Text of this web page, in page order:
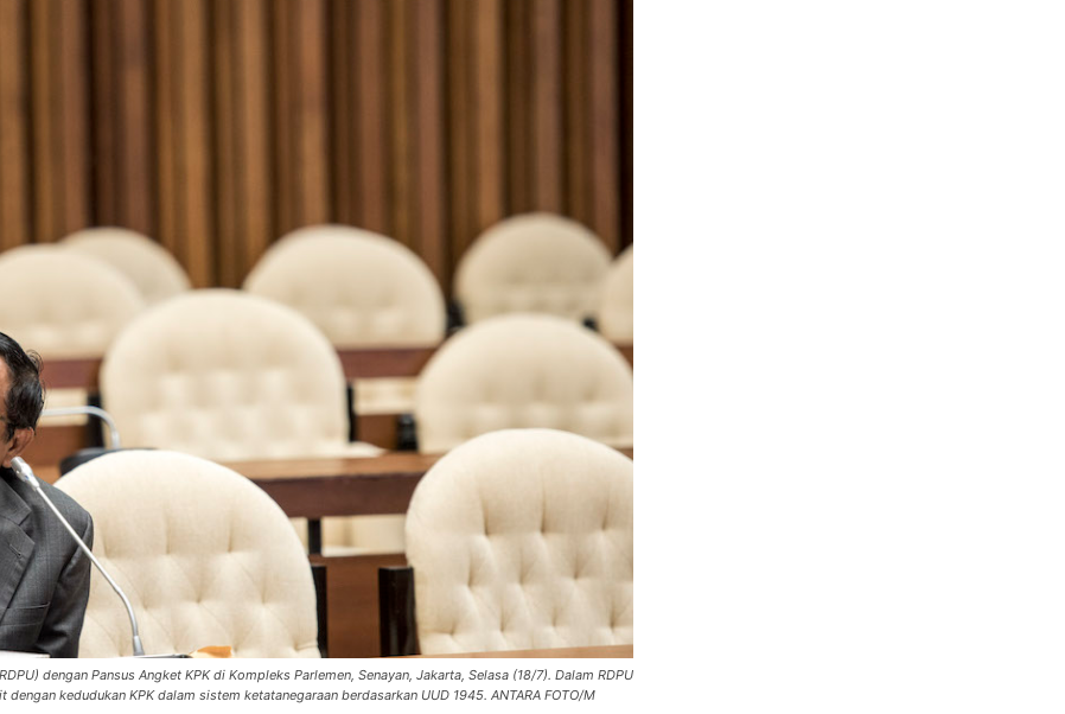
dengan Pansus Angket KPK di Kompleks Parlemen, Senayan, Jakarta, Selasa (18/7). Dalam RDPU
kedudukan KPK dalam sistem ketatanegaraan berdasarkan UUD 1945. ANTARA FOTO/M